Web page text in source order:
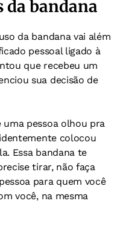
bandana
da bandana vai além
pessoal ligado à
que recebeu um
sua decisão de
uma pessoa olhou pra
colocou
Essa bandana te
tirar, não faça
para quem você
você, na mesma